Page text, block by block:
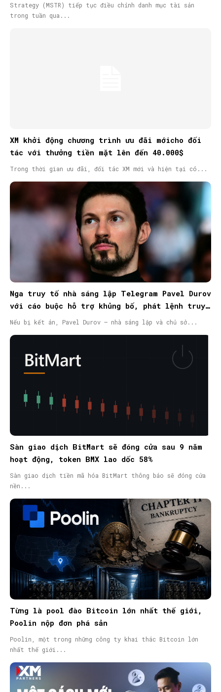
Strategy (MSTR) tiếp tục điều chỉnh danh mục tài sản
trong tuần qua...
XM khởi động chương trình ưu đãi mớicho đối
tác với thưởng tiền mặt lên đến 40.000$
Trong thời gian ưu đãi, đối tác XM mới và hiện tại có...
Nga truy tố nhà sáng lập Telegram Pavel Durov
với cáo buộc hỗ trợ khủng bố, phát lệnh truy
nã quốc tế
Nếu bị kết án, Pavel Durov – nhà sáng lập và chủ sở...
Sàn giao dịch BitMart sẽ đóng cửa sau 9 năm
hoạt động, token BMX lao dốc 58%
Sàn giao dịch tiền mã hóa BitMart thông báo sẽ đóng cửa
nền...
Từng là pool đào Bitcoin lớn nhất thế giới,
Poolin nộp đơn phá sản
Poolin, một trong những công ty khai thác Bitcoin lớn
nhất thế giới...